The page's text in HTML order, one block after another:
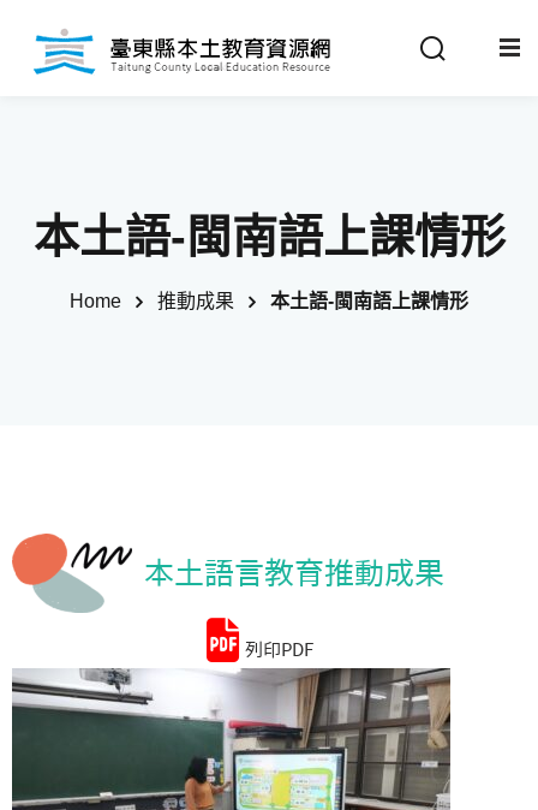
新消息
開課情形
計資料
本土語-閩南語上課情形
Home 推動成果 本土語-閩南語上課情形
本土語言教育推動成果
列印PDF
Sign in Sign up